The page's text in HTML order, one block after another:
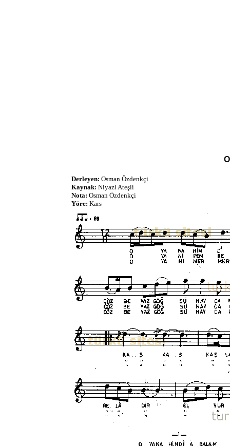
Derleyen: Osman Özdenkçi
Kaynak: Niyazi Ateşli
Nota: Osman Özdenkçi
Yöre: Kars